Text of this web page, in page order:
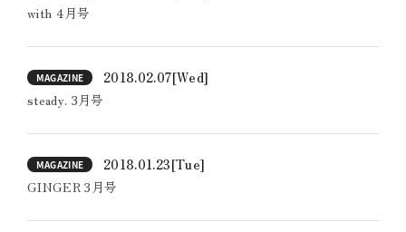
with 4月号
MAGAZINE 2018.02.07[Wed]
steady. 3月号
MAGAZINE 2018.01.23[Tue]
GINGER 3月号